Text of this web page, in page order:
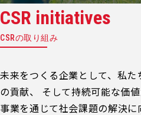
CSR initiatives
CSRの取り組み
未来をつくる企業として、私
の貢献、 そして持続可能な価
事業を通じて社会課題の解決